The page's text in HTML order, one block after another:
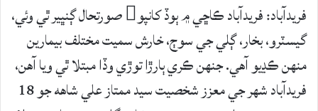
فريدآباد: فريدآباد ڪاڇي ۾ ٻوڏ کانپو صورتحال ڳنڀير ٿي وئي،
گيسٽرو، بخار، ڳلي جي سوڄ، خارش سميت مختلف بيمارين
منهن ڪڍيو آهي. جنهن ڪري ٻارڙا توڙي وڏا مبتلا ٿي ويا آهن،
فريدآباد شھر جي معزز شخصيت سيد ممتاز علي شاهه جو 18